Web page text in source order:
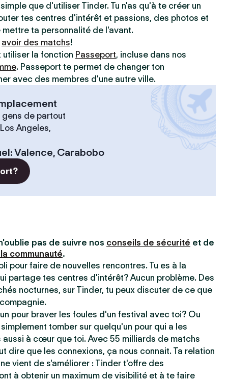
que d'utiliser Tinder. Tu n'as qu'à te créer un
tes centres d'intérêt et passions, des photos et
ta personnalité de l'avant.
avoir des matchs!
utiliser la fonction Passeport, incluse dans nos
. Passeport te permet de changer ton
avec des membres d'une autre ville.
de partout
Angeles,
:Valence, Carabobo
pas de suivre nos conseils de sécurité et de
communauté.
pour faire de nouvelles rencontres. Tu es à la
partage tes centres d'intérêt? Aucun problème. Des
nocturnes, sur Tinder, tu peux discuter de ce que
pour braver les foules d'un festival avec toi? Ou
tomber sur quelqu'un pour qui a les
à cœur que toi. Avec 55 milliards de matchs
dire que les connexions, ça nous connait. Ta relation
vient de s'améliorer : Tinder t'offre des
à obtenir un maximum de visibilité et à te faire